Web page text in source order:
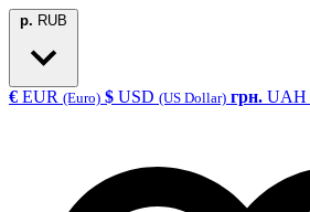
р. RUB
€ EUR (Euro) $ USD (US Dollar) грн. UAH